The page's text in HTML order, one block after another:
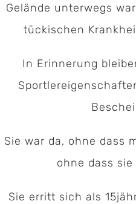
Gelände unterwegs
tückischen
In Erinnerung
Sie war da, ohne dass
ohne dass
Sie erritt sich als